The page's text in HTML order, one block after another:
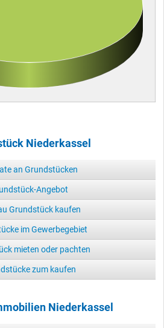
Niederkassel
an Grundstücken
Angebot
Grundstück kaufen
im Gewerbegebiet
mieten oder pachten
zum kaufen
Niederkassel